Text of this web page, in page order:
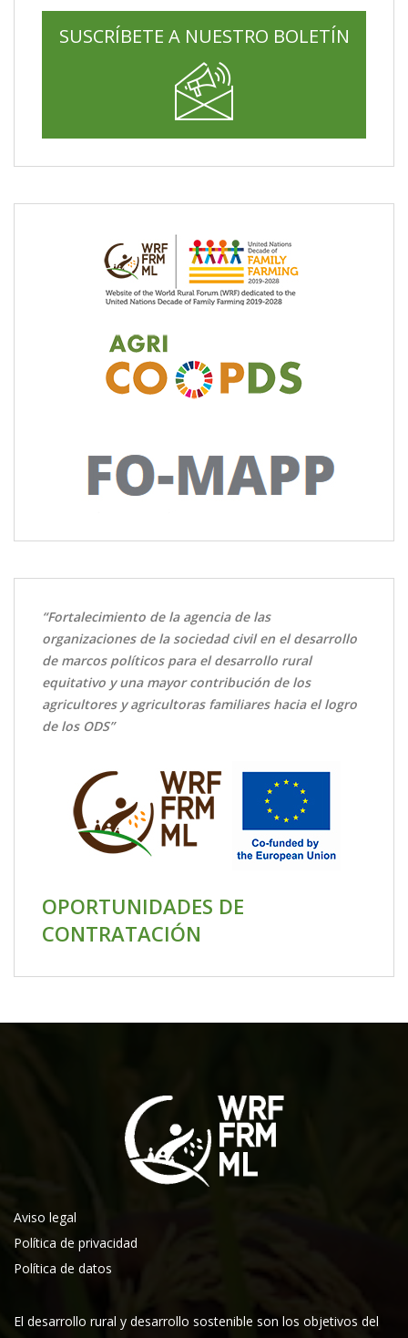
SUSCRÍBETE A NUESTRO BOLETÍN
“Fortalecimiento de la agencia de las
organizaciones de la sociedad civil en el desarrollo
de marcos políticos para el desarrollo rural
equitativo y una mayor contribución de los
agricultores y agricultoras familiares hacia el logro
de los ODS”
OPORTUNIDADES DE
CONTRATACIÓN
Aviso legal
Política de privacidad
Política de datos
El desarrollo rural y desarrollo sostenible son los objetivos del